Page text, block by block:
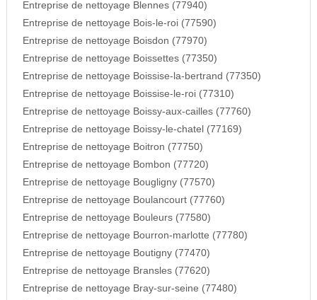
Entreprise de nettoyage Blennes (77940)
Entreprise de nettoyage Bois-le-roi (77590)
Entreprise de nettoyage Boisdon (77970)
Entreprise de nettoyage Boissettes (77350)
Entreprise de nettoyage Boissise-la-bertrand (77350)
Entreprise de nettoyage Boissise-le-roi (77310)
Entreprise de nettoyage Boissy-aux-cailles (77760)
Entreprise de nettoyage Boissy-le-chatel (77169)
Entreprise de nettoyage Boitron (77750)
Entreprise de nettoyage Bombon (77720)
Entreprise de nettoyage Bougligny (77570)
Entreprise de nettoyage Boulancourt (77760)
Entreprise de nettoyage Bouleurs (77580)
Entreprise de nettoyage Bourron-marlotte (77780)
Entreprise de nettoyage Boutigny (77470)
Entreprise de nettoyage Bransles (77620)
Entreprise de nettoyage Bray-sur-seine (77480)